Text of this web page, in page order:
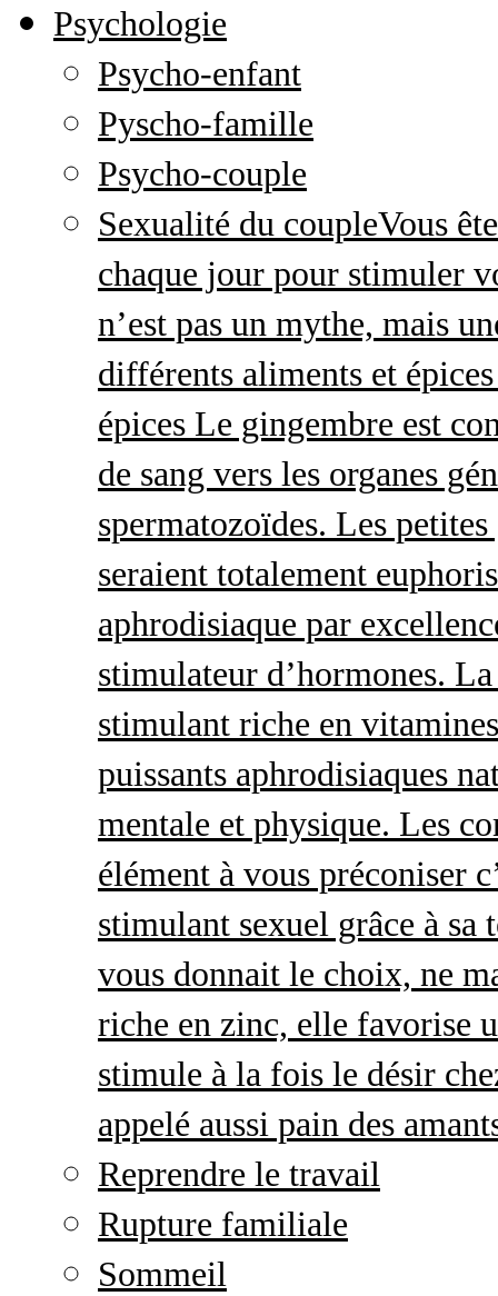
Psychologie
Psycho-enfant
Pyscho-famille
Psycho-couple
Sexualité du coupleVous
chaque jour pour stimuler
n’est pas un mythe, mais
différents aliments et
épices Le gingembre est
de sang vers les organes
spermatozoïdes. Les
seraient totalement
aphrodisiaque par
stimulateur d’hormones.
stimulant riche en
puissants aphrodisiaques
mentale et physique. Les
élément à vous préconiser
stimulant sexuel grâce à sa
vous donnait le choix, ne
riche en zinc, elle favorise
stimule à la fois le désir
appelé aussi pain des
Reprendre le travail
Rupture familiale
Sommeil